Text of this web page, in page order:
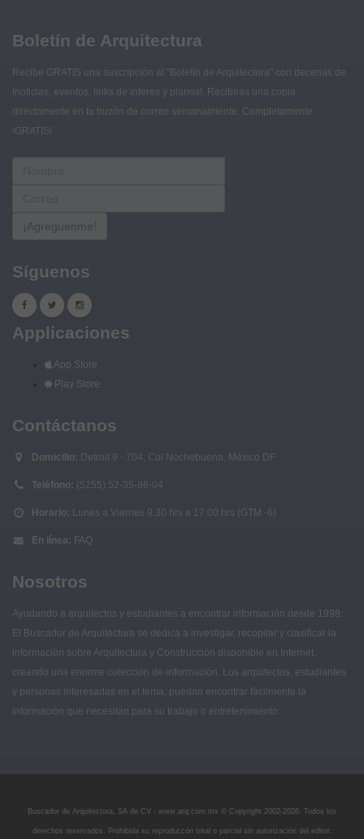
Boletín de Arquitectura
Recibe GRATIS una suscripción al "Boletín de Arquitectura" con decenas de
!noticias, eventos, links de interés y planos!. Recibirás una copia
directamente en tu buzón de correo semanalmente. Completamente
!GRATIS!
¡Agreguenme!
Síguenos
Applicaciones
App Store
Play Store
Contáctanos
Domicilio: Detroit 9 - 704, Col Nochebuena, México DF
Teléfono: (5255) 52-35-86-04
Horario: Lunes a Viernes 9:30 hrs a 17:00 hrs (GTM -6)
En línea: FAQ
Nosotros
Ayudando a arquitectos y estudiantes a encontrar información desde 1998:
El Buscador de Arquitectura se dedica a investigar, recopilar y clasificar la
información sobre Arquitectura y Construcción disponible en Internet,
creando una enorme colección de información. Los arquitectos, estudiantes
y personas interesadas en el tema, puedan encontrar fácilmente la
información que necesitan para su trabajo o entretenimiento.
Buscador de Arquitectura, SA de CV - www.arq.com.mx © Copyright 2002-2026. Todos los
derechos reservados. Prohibida su reproduccón total o parcial sin autorización del editor.